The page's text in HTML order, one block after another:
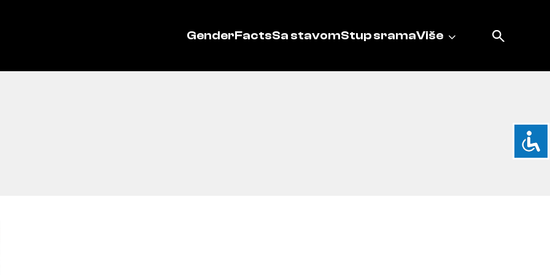
GenderFactsSa stavomStup sramaViše